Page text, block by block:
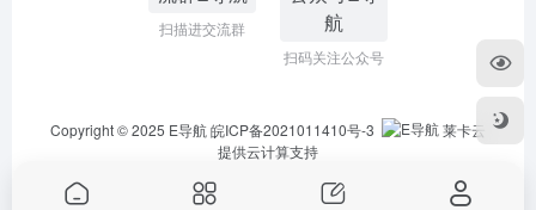
扫描进交流群
扫码关注公众号
Copyright © 2025 E导航皖ICP备2021011410号-3
莱卡云
提供云计算支持